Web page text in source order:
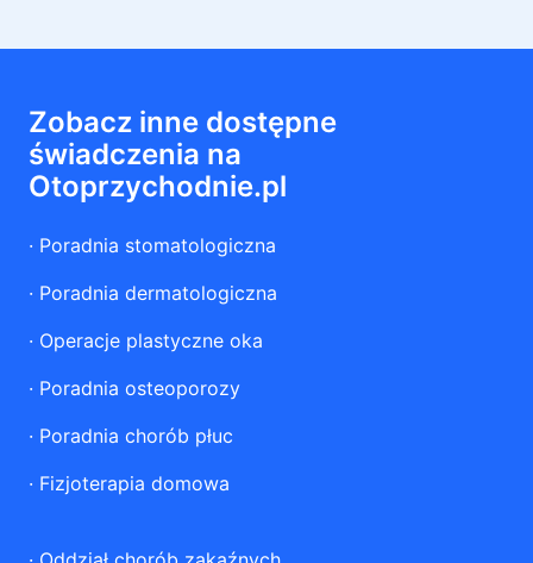
Zobacz inne dostępne
świadczenia na
Otoprzychodnie.pl
· Poradnia stomatologiczna
· Poradnia dermatologiczna
· Operacje plastyczne oka
· Poradnia osteoporozy
· Poradnia chorób płuc
· Fizjoterapia domowa